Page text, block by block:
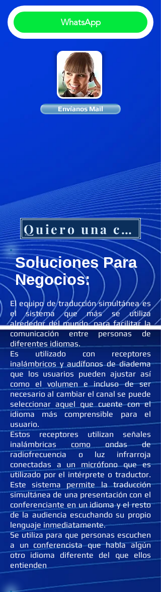
WhatsApp
Envíanos Mail
Quiero una cotización
Soluciones Para
Negocios:
El equipo de traducción simultánea es
el sistema que más se utiliza
alrededor del mundo, para facilitar la
comunicación entre personas de
diferentes idiomas.
Es utilizado con receptores
inalámbricos y audífonos de diadema
que los usuarios pueden ajustar así
como el volumen e incluso de ser
necesario al cambiar el canal se puede
seleccionar aquel que cuente con el
idioma más comprensible para el
usuario.
Estos receptores utilizan señales
inalámbricas como ondas de
radiofrecuencia o luz infrarroja
conectadas a un micrófono que es
utilizado por el intérprete o traductor.
Este sistema permite la traducción
simultánea de una presentación con el
conferenciante en un idioma y el resto
de la audiencia escuchando su propio
lenguaje inmediatamente.
Se utiliza para que personas escuchen
a un conferencista que habla algún
otro idioma diferente del que ellos
entienden